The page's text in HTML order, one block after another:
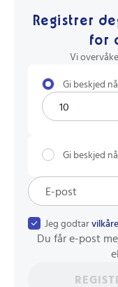
Registrer
for
Vi
Gi beskjed
Gi beskjed
Jeg godtar
Du får e-post